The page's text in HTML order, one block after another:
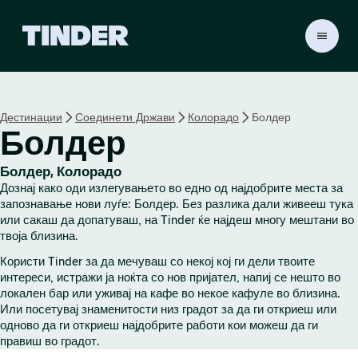
r
e
Дестинации Соединети Држави Колорадо Болдер
Болдер
Болдер, Колорадо
Дознај како оди излегувањето во едно од најдобрите места за
запознавање нови луѓе: Болдер. Без разлика дали живееш тука
или сакаш да допатуваш, на Tinder ќе најдеш многу мештани во
твоја близина.
Користи Tinder за да мечуваш со некој кој ги дели твоите
интереси, истражи ја ноќта со нов пријател, напиј се нешто во
локален бар или уживај на кафе во некое кафуле во близина.
Или посетувај знаменитости низ градот за да ги откриеш или
одново да ги откриеш најдобрите работи кои можеш да ги
правиш во градот.